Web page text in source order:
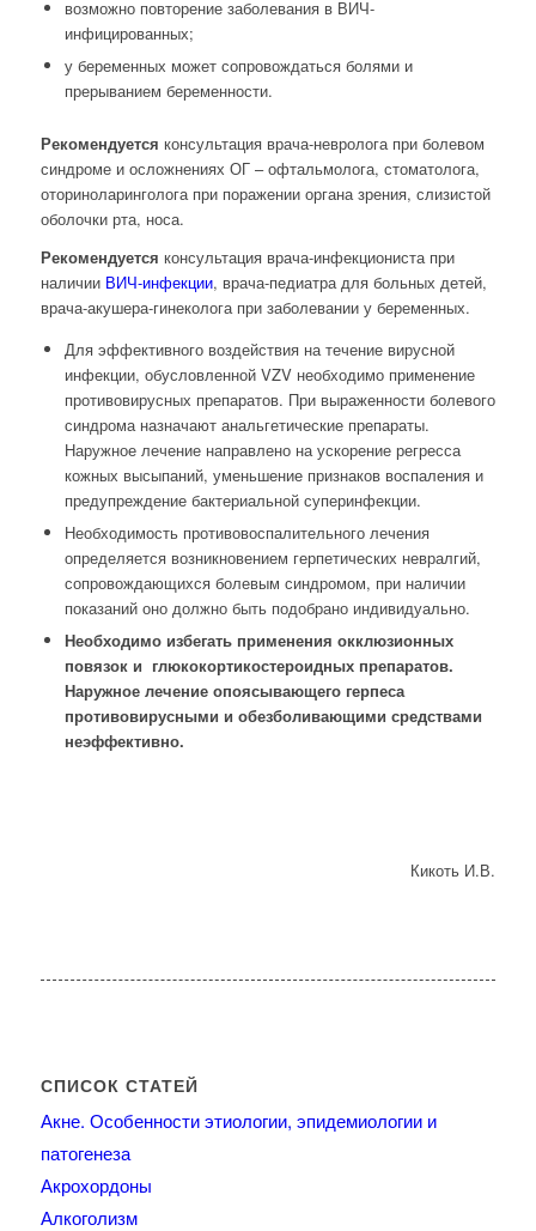
возможно повторение заболевания в ВИЧ-
инфицированных;
у беременных может сопровождаться болями и
прерыванием беременности.
Рекомендуется консультация врача-невролога при болевом
синдроме и осложнениях ОГ – офтальмолога, стоматолога,
оториноларинголога при поражении органа зрения, слизистой
оболочки рта, носа.
Рекомендуется консультация врача-инфекциониста при
наличии ВИЧ-инфекции, врача-педиатра для больных детей,
врача-акушера-гинеколога при заболевании у беременных.
Для эффективного воздействия на течение вирусной
инфекции, обусловленной VZV необходимо применение
противовирусных препаратов. При выраженности болевого
синдрома назначают анальгетические препараты.
Наружное лечение направлено на ускорение регресса
кожных высыпаний, уменьшение признаков воспаления и
предупреждение бактериальной суперинфекции.
Необходимость противовоспалительного лечения
определяется возникновением герпетических невралгий,
сопровождающихся болевым синдромом, при наличии
показаний оно должно быть подобрано индивидуально.
Необходимо избегать применения окклюзионных
повязок и глюкокортикостероидных препаратов.
Наружное лечение опоясывающего герпеса
противовирусными и обезболивающими средствами
неэффективно.
Кикоть И.В.
СПИСОК СТАТЕЙ
Акне. Особенности этиологии, эпидемиологии и
патогенеза
Акрохордоны
Алкоголизм